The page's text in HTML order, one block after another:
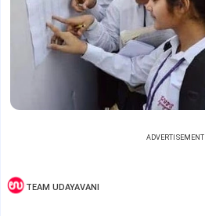
ADVERTISEMENT
TEAM UDAYAVANI